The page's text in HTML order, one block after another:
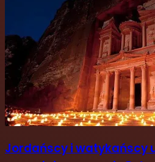
Jordańscy i watykańscy